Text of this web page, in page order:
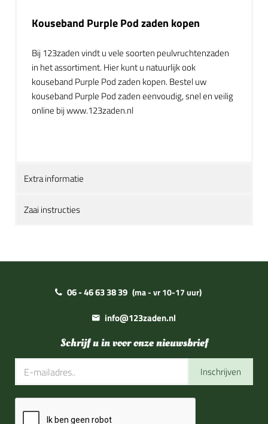
Kouseband Purple Pod zaden kopen
Bij 123zaden vindt u vele soorten peulvruchtenzaden
in het assortiment. Hier kunt u natuurlijk ook
kouseband Purple Pod zaden kopen. Bestel uw
kouseband Purple Pod zaden eenvoudig, snel en veilig
online bij www.123zaden.nl
Extra informatie
Zaai instructies
06 - 46 63 38 39 (ma - vr 10-17 uur)
info@123zaden.nl
Schrijf u in voor onze nieuwsbrief
Inschrijven